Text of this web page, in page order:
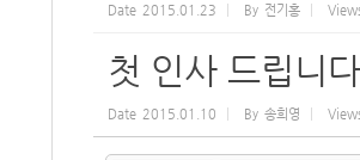
Date 2015.01.23 By 전기홍
첫 인사 드립니
Date 2015.01.10 By 송희영